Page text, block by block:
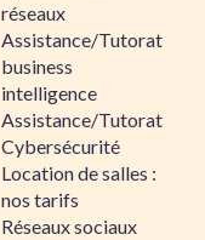
réseaux
Assistance/Tutorat
business
intelligence
Assistance/Tutorat
Cybersécurité
Location de salles :
nos tarifs
Réseaux sociaux